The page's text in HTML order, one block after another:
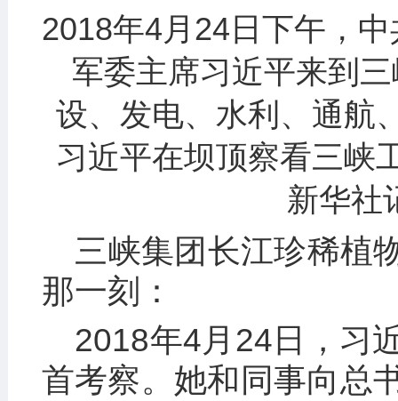
2018年4月24日下午，
军委主席习近平来到
设、发电、水利、通航
习近平在坝顶察看三峡
新华社
三峡集团长江珍稀植
那一刻：
2018年4月24日，习
首考察。她和同事向总